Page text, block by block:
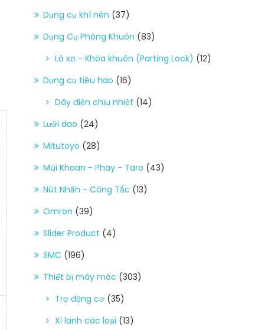
Dụng cụ khí nén (37)
Dụng Cụ Phòng Khuôn (83)
Lò xo - Khóa khuôn (Parting Lock) (12)
Dụng cụ tiêu hao (16)
Dây điện chịu nhiệt (14)
Lưỡi dao (24)
Mitutoyo (28)
Mũi Khoan - Phay - Taro (43)
Nút Nhấn - Công Tắc (13)
Omron (39)
Slider Product (4)
SMC (196)
Thiết bị máy móc (303)
Trợ động cơ (35)
Xi lanh các loại (13)